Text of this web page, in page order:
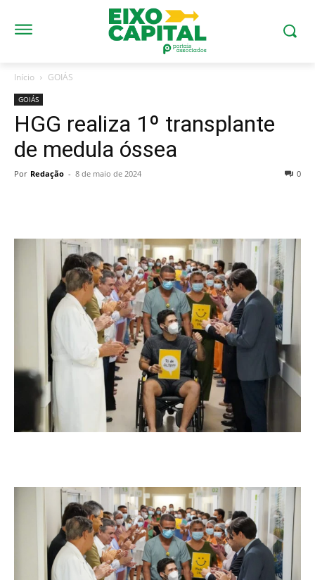
Início GOIÁS
GOIÁS
HGG realiza 1º transplante
de medula óssea
Por Redação - 8 de maio de 2024 0